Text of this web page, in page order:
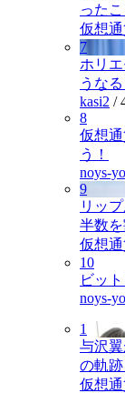
った
仮想
7
ホリ
うなる
kasi2 /
8
仮想
う！
noys-
9
リッ
半数
仮想
10
ビッ
noys-
1
与沢
の軌跡
仮想